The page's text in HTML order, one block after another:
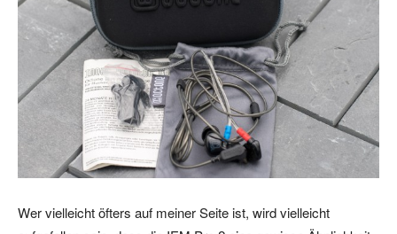
Wer vielleicht öfters auf meiner Seite ist, wird vielleicht